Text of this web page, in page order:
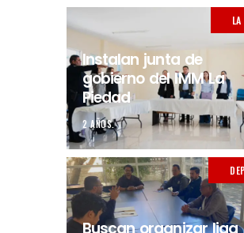
Instalan junta de
gobierno del IMM La
Piedad
2 AÑOS.